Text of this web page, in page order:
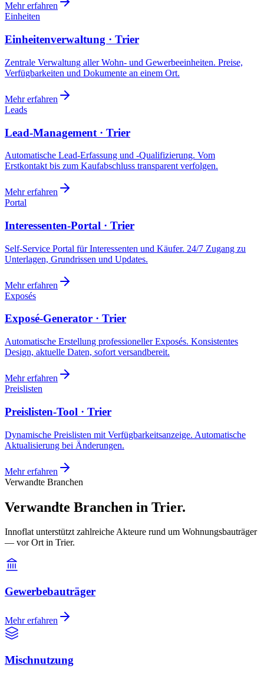
Mehr erfahren
Einheiten
Einheitenverwaltung · Trier
Zentrale Verwaltung aller Wohn- und Gewerbeeinheiten. Preise,
Verfügbarkeiten und Dokumente an einem Ort.
Mehr erfahren
Leads
Lead-Management · Trier
Automatische Lead-Erfassung und -Qualifizierung. Vom
Erstkontakt bis zum Kaufabschluss transparent verfolgen.
Mehr erfahren
Portal
Interessenten-Portal · Trier
Self-Service Portal für Interessenten und Käufer. 24/7 Zugang zu
Unterlagen, Grundrissen und Updates.
Mehr erfahren
Exposés
Exposé-Generator · Trier
Automatische Erstellung professioneller Exposés. Konsistentes
Design, aktuelle Daten, sofort versandbereit.
Mehr erfahren
Preislisten
Preislisten-Tool · Trier
Dynamische Preislisten mit Verfügbarkeitsanzeige. Automatische
Aktualisierung bei Änderungen.
Mehr erfahren
Verwandte Branchen
Verwandte Branchen in Trier.
Innoflat unterstützt zahlreiche Akteure rund um Wohnungsbauträger
— vor Ort in Trier.
Gewerbebauträger
Mehr erfahren
Mischnutzung